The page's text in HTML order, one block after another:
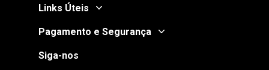
Links Úteis
Pagamento e Segurança
Siga-nos